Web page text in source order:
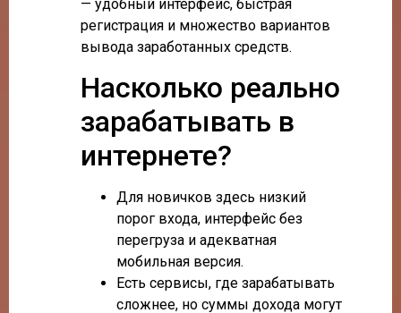
— удобный интерфейс, быстрая
регистрация и множество вариантов
вывода заработанных средств.
Насколько реально
зарабатывать в
интернете?
Для новичков здесь низкий
порог входа, интерфейс без
перегруза и адекватная
мобильная версия.
Есть сервисы, где зарабатывать
сложнее, но суммы дохода могут